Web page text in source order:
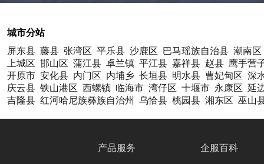
城市分站
屏东县 藤县 张湾区 平乐县 沙鹿区 巴马瑶族自治县 潮南区
上城区 邯山区 蒲江县 卓兰镇 平江县 嘉祥县 赵县 鹰手营
开原市 安化县 内门区 内埔乡 长垣县 明水县 曹妃甸区 深
庆云县 铁山港区 西螺镇 临海市 湾仔区 十堰市 永康区 延
吉隆县 红河哈尼族彝族自治州 乌恰县 桃园县 湘东区 巫山
产品服务 企服百科